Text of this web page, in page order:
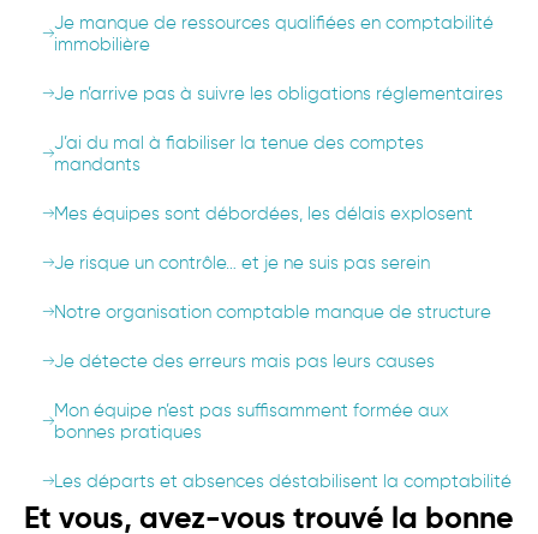
Je manque de ressources qualifiées en comptabilité
immobilière
Je n’arrive pas à suivre les obligations réglementaires
J’ai du mal à fiabiliser la tenue des comptes
mandants
Mes équipes sont débordées, les délais explosent
Je risque un contrôle… et je ne suis pas serein
Notre organisation comptable manque de structure
Je détecte des erreurs mais pas leurs causes
Mon équipe n’est pas suffisamment formée aux
bonnes pratiques
Les départs et absences déstabilisent la comptabilité
Et vous, avez-vous trouvé la bonne